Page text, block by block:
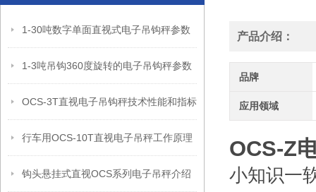
1-30吨数字单面直视式电子吊钩秤参数
1-3吨吊钩360度旋转的电子吊钩秤参数
OCS-3T直视电子吊钩秤技术性能和指标
行车用OCS-10T直视电子吊秤工作原理
钩头悬挂式直视OCS系列电子吊秤介绍
产品介绍：
品牌
应用领域
OCS-Z
小知识一